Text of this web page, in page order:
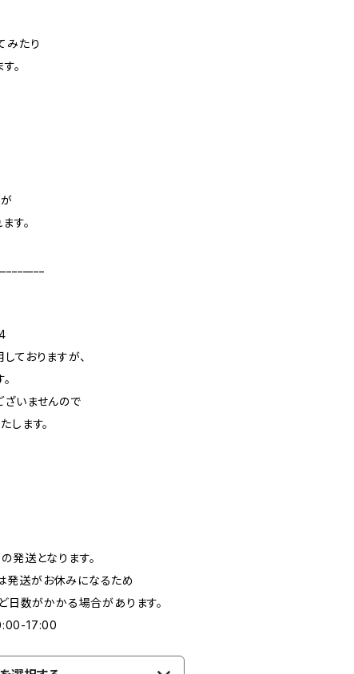
みたり
。
す。
ておりますが、
いませんので
します。
発送となります。
発送がお休みになるため
日数がかかる場合があります。
17:00